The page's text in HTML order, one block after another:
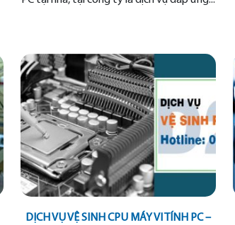
DỊCH VỤ VỆ SINH CPU MÁY VI TÍNH PC –